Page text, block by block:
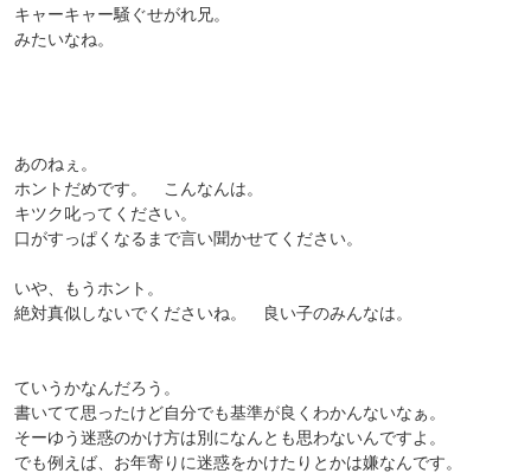
キャーキャー騒ぐせがれ兄。
みたいなね。
あのねぇ。
ホントだめです。 こんなんは。
キツク叱ってください。
口がすっぱくなるまで言い聞かせてください。
いや、もうホント。
絶対真似しないでくださいね。 良い子のみんなは。
ていうかなんだろう。
書いてて思ったけど自分でも基準が良くわかんないなぁ。
そーゆう迷惑のかけ方は別になんとも思わないんですよ。
でも例えば、お年寄りに迷惑をかけたりとかは嫌なんです。